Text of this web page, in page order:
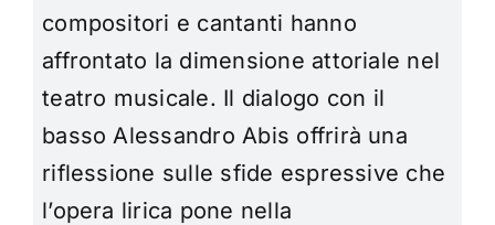
compositori e cantanti hanno
affrontato la dimensione attoriale nel
teatro musicale. Il dialogo con il
basso Alessandro Abis offrirà una
riflessione sulle sfide espressive che
l’opera lirica pone nella